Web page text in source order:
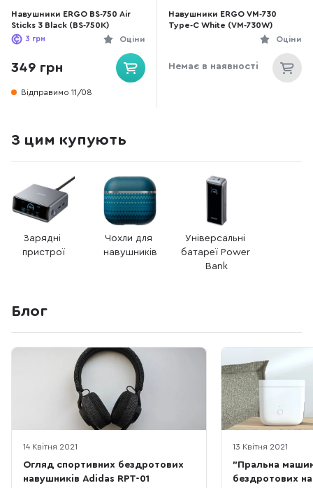
Навушники ERGO BS-750 Air
Sticks 3 Black (BS-750K)
Оціни
3 грн
349 грн
Відправимо 11/08
Навушники ERGO VM-730
Type-C White (VM-730W)
Оціни
Немає в наявності
З цим купують
Зарядні
пристрої
Чохли для
навушників
Універсальні
батареї Power
Bank
Блог
14 Квітня 2021
Огляд спортивних бездротових
навушників Adidas RPT-01
13 Квітня 2021
"Пральна
бездротових